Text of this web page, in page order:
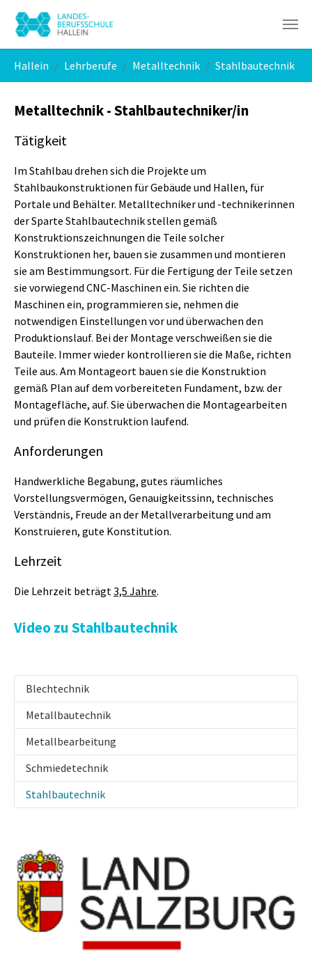
Hallein Lehrberufe Metalltechnik Stahlbautechnik
Metalltechnik - Stahlbautechniker/in
Tätigkeit
Im Stahlbau drehen sich die Projekte um
Stahlbaukonstruktionen für Gebäude und Hallen, für
Portale und Behälter. Metalltechniker und -technikerinnen
der Sparte Stahlbautechnik stellen gemäß
Konstruktionszeichnungen die Teile solcher
Konstruktionen her, bauen sie zusammen und montieren
sie am Bestimmungsort. Für die Fertigung der Teile setzen
sie vorwiegend CNC-Maschinen ein. Sie richten die
Maschinen ein, programmieren sie, nehmen die
notwendigen Einstellungen vor und überwachen den
Produktionslauf. Bei der Montage verschweißen sie die
Bauteile. Immer wieder kontrollieren sie die Maße, richten
Teile aus. Am Montageort bauen sie die Konstruktion
gemäß Plan auf dem vorbereiteten Fundament, bzw. der
Montagefläche, auf. Sie überwachen die Montagearbeiten
und prüfen die Konstruktion laufend.
Anforderungen
Handwerkliche Begabung, gutes räumliches
Vorstellungsvermögen, Genauigkeitssinn, technisches
Verständnis, Freude an der Metallverarbeitung und am
Konstruieren, gute Konstitution.
Lehrzeit
Die Lehrzeit beträgt3,5 Jahre.
Video zu Stahlbautechnik
Blechtechnik
Metallbautechnik
Metallbearbeitung
Schmiedetechnik
Stahlbautechnik(current)